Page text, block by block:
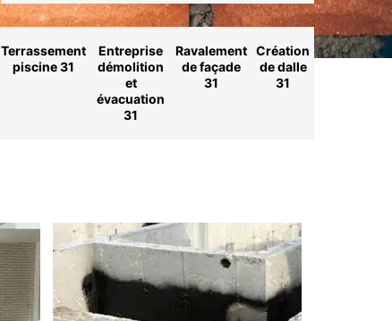
Terrassement
piscine 31
Entreprise
démolition
et
évacuation
31
Ravalement
de façade
31
Création
de dalle
31